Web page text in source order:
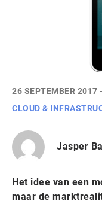
26 SEPTEMBER 2017
CLOUD &
Jasper
Het idee van een
maar de